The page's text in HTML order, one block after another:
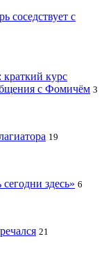
соседствует с
курс
с Фомичём 3
19
здесь» 6
21